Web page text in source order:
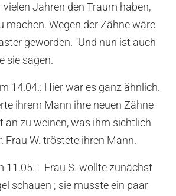
vielen Jahren den Traum haben,
machen. Wegen der Zähne wäre
geworden. "Und nun ist auch
sie sagen.
14.04.: Hier war es ganz ähnlich.
ihrem Mann ihre neuen Zähne
an zu weinen, was ihm sichtlich
Frau W. tröstete ihren Mann.
11.05. : Frau S. wollte zunächst
schauen ; sie musste ein paar